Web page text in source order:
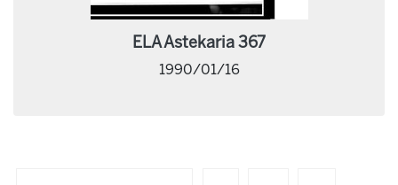
ELA Astekaria 367
1990/01/16